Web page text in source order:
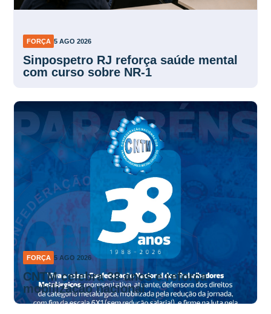
FORÇA 5 AGO 2026
Sinpospetro RJ reforça saúde mental
com curso sobre NR-1
FORÇA 5 AGO 2026
CNTM celebra 38 anos e reforça
mobilização nacional